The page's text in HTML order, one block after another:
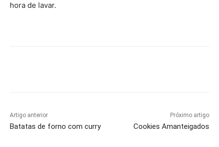
hora de lavar.
Artigo anterior
Batatas de forno com curry
Próximo artigo
Cookies Amanteigados